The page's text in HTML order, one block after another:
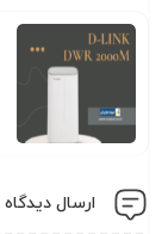
ارسال دیدگاه